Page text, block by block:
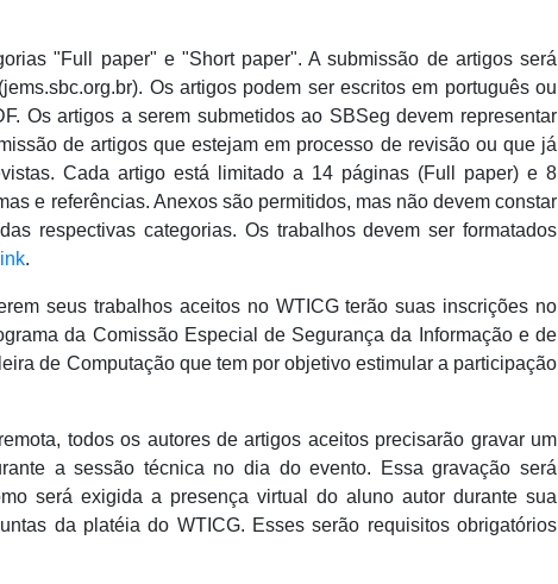
"Full paper" e "Short paper". A submissão de artigos será
Os artigos podem ser escritos em português ou
Os artigos a serem submetidos ao SBSeg devem representar
de artigos que estejam em processo de revisão ou que já
Cada artigo está limitado a 14 páginas (Full paper) e 8
e referências. Anexos são permitidos, mas não devem constar
respectivas categorias. Os trabalhos devem ser formatados
.
seus trabalhos aceitos no WTICG terão suas inscrições no
da Comissão Especial de Segurança da Informação e de
de Computação que tem por objetivo estimular a participação
todos os autores de artigos aceitos precisarão gravar um
a sessão técnica no dia do evento. Essa gravação será
será exigida a presença virtual do aluno autor durante sua
da platéia do WTICG. Esses serão requisitos obrigatórios